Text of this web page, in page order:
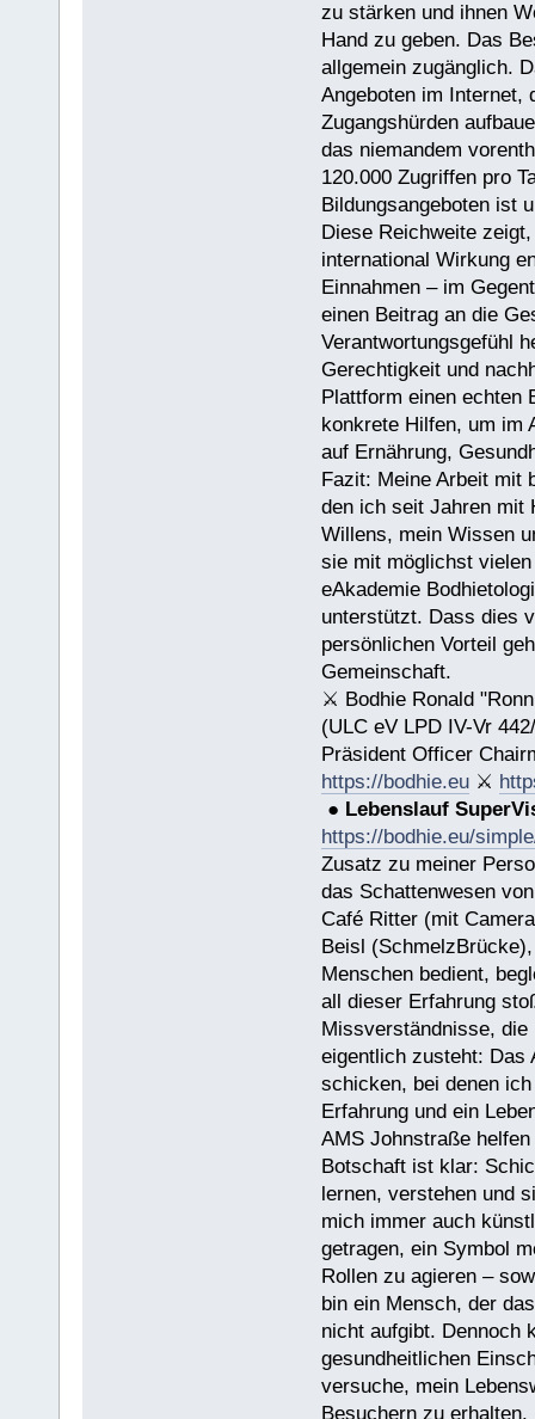
zu stärken und ihnen
Hand zu geben. Das
allgemein zugänglich.
Angeboten im Internet,
Zugangshürden
das niemandem
120.000 Zugriffen pro
Bildungsangeboten ist
Diese Reichweite
international Wirkung
Einnahmen – im
einen Beitrag an die
Verantwortungsgefühl
Gerechtigkeit und
Plattform einen echten
konkrete Hilfen, um im
auf Ernährung,
Fazit: Meine Arbeit mit
den ich seit Jahren mit
Willens, mein Wissen
sie mit möglichst
eAkademie
unterstützt. Dass dies
persönlichen Vorteil
Gemeinschaft.
⚔ Bodhie Ronald
(ULC eV LPD IV-Vr
Präsident Officer
https://bodhie.eu⚔
● Lebenslauf
https://bodhie.eu/
Zusatz zu meiner
das Schattenwesen
Café Ritter (mit
Beisl
Menschen bedient,
all dieser Erfahrung
Missverständnisse,
eigentlich zusteht: Das
schicken, bei denen
Erfahrung und ein
AMS Johnstraße
Botschaft ist klar:
lernen, verstehen und
mich immer auch
getragen, ein Symbol
Rollen zu agieren –
bin ein Mensch, der
nicht aufgibt. Dennoch
gesundheitlichen
versuche, mein
Besuchern zu erhalten.